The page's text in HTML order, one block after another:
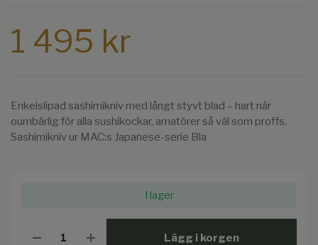
1 495 kr
Enkelslipad sashimikniv med långt styvt blad – hart när
oumbärlig för alla sushikockar, amatörer så väl som proffs.
Sashimikniv ur MAC:s Japanese-serie Bla
I lager
Lägg i korgen